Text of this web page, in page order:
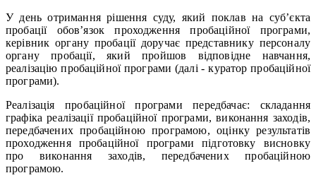
У день отримання рішення суду, який поклав на суб’єкта
пробації обов’язок проходження пробаційної програми,
керівник органу пробації доручає представнику персоналу
органу пробації, який пройшов відповідне навчання,
реалізацію пробаційної програми (далі - куратор пробаційної
програми).
Реалізація пробаційної програми передбачає: складання
графіка реалізації пробаційної програми, виконання заходів,
передбачених пробаційною програмою, оцінку результатів
проходження пробаційної програми підготовку висновку
про виконання заходів, передбачених пробаційною
програмою.